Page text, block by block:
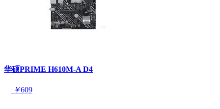
华硕PRIME H610M-A D4
￥609